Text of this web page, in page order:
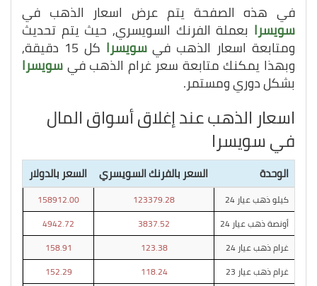
في هذه الصفحة يتم عرض اسعار الذهب في
سويسرا بعملة الفرنك السويسري, حيث يتم تحديث
ومتابعة اسعار الذهب فيسويسرا كل 15 دقيقة,
وبهذا يمكنك متابعة سعر غرام الذهب فيسويسرا
بشكل دوري ومستمر.
اسعار الذهب عند إغلاق أسواق المال
في سويسرا
الوحدة السعر بالفرنك السويسري السعر بالدولار
كيلو ذهب عيار 24 123379.28
158912.00
أونصة ذهب عيار 24
3837.52
4942.72
غرام ذهب عيار 24
123.38
158.91
غرام ذهب عيار 23
118.24
152.29